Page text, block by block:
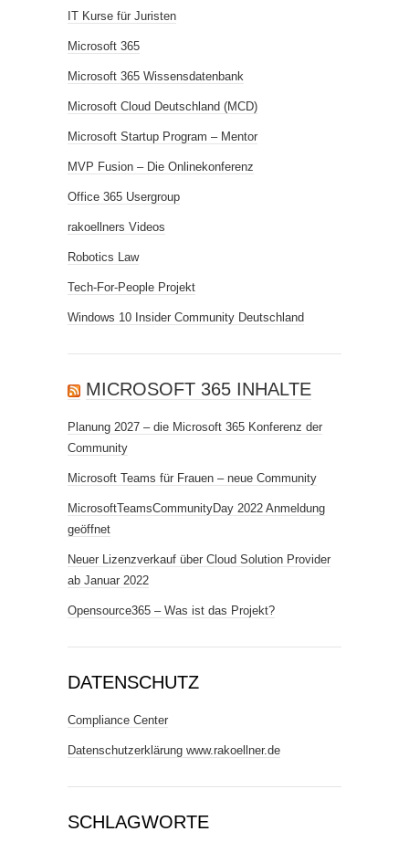
IT Kurse für Juristen
Microsoft 365
Microsoft 365 Wissensdatenbank
Microsoft Cloud Deutschland (MCD)
Microsoft Startup Program – Mentor
MVP Fusion – Die Onlinekonferenz
Office 365 Usergroup
rakoellners Videos
Robotics Law
Tech-For-People Projekt
Windows 10 Insider Community Deutschland
MICROSOFT 365 INHALTE
Planung 2027 – die Microsoft 365 Konferenz der
Community
Microsoft Teams für Frauen – neue Community
MicrosoftTeamsCommunityDay 2022 Anmeldung
geöffnet
Neuer Lizenzverkauf über Cloud Solution Provider
ab Januar 2022
Opensource365 – Was ist das Projekt?
DATENSCHUTZ
Compliance Center
Datenschutzerklärung www.rakoellner.de
SCHLAGWORTE